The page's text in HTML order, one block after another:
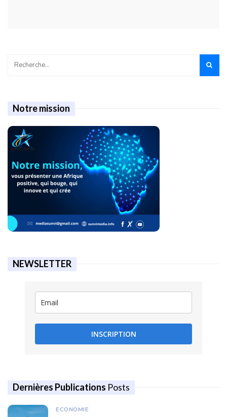
Notre mission
NEWSLETTER
INSCRIPTION
Dernières Publications Posts
ECONOMIE